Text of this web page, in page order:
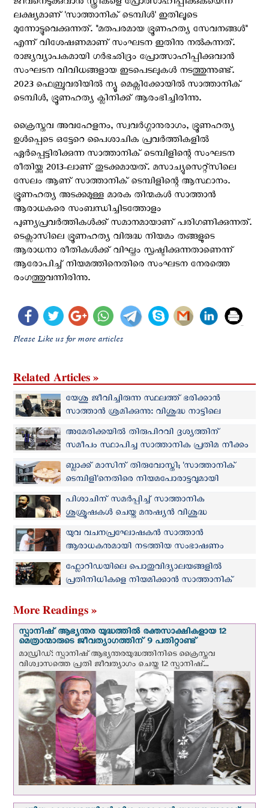
ലക്ഷ്യമാണ് 'സാത്താനിക് ടെമ്പിൾ' ഇതിലൂടെ
മുന്നോട്ടുവെക്കുന്നത്. "മതപരമായ ഭ്രൂണഹത്യ സേവനങ്ങൾ"
എന്ന് വിശേഷണമാണ് സംഘടന ഇതിനു നല്‍കുന്നത്.
രാജ്യവ്യാപകമായി ഗർഭഛിദ്രം പ്രോത്സാഹിപ്പിക്കുവാന്‍
സംഘടന വിവിധങ്ങളായ ഇടപെടലുകള്‍ നടത്തുന്നുണ്ട്.
2023 ഫെബ്രുവരിയിൽ ന്യൂ മെക്സിക്കോയില്‍ സാത്താനിക്
ടെമ്പിള്‍, ഭ്രൂണഹത്യ ക്ലിനിക്ക് ആരംഭിച്ചിരിന്നു.
ക്രൈസ്തവ അവഹേളനം, സ്വവര്‍ഗ്ഗാനുരാഗം, ഭ്രൂണഹത്യ
ഉള്‍പ്പെടെ ഒട്ടേറെ പൈശാചിക പ്രവര്‍ത്തികളില്‍
ഏര്‍പ്പെട്ടിരിക്കുന്ന സാത്താനിക് ടെമ്പിളിന്റെ സംഘടന
രീതിയ്ക്കു 2013-ലാണ് തുടക്കമായത്. മസാച്യുസെറ്റ്സിലെ
സേലം ആണ് സാത്താനിക് ടെമ്പിളിന്റെ ആസ്ഥാനം.
ഭ്രൂണഹത്യ അടക്കമുള്ള മാരക തിന്മകള്‍ സാത്താന്‍
ആരാധകരെ സംബന്ധിച്ചിടത്തോളം
പുണ്യപ്രവര്‍ത്തികള്‍ക്ക് സമാനമായാണ് പരിഗണിക്കുന്നത്.
ടെക്സാസിലെ ഭ്രൂണഹത്യ വിരുദ്ധ നിയമം തങ്ങളുടെ
ആരാധനാ രീതികൾക്ക് വിഘ്നം സൃഷ്ടിക്കുന്നതാണെന്ന്
ആരോപിച്ച് നിയമത്തിനെതിരെ സംഘടന നേരത്തെ
രംഗത്തുവന്നിരിന്നു.
Please Like us for more articles
Related Articles »
യേശു ജീവിച്ചിരുന്ന സ്ഥലത്ത് ഭരിക്കാൻ
സാത്താന്‍ ശ്രമിക്കുന്നു: വിശുദ്ധ നാട്ടിലെ
ആക്രമണങ്ങളില്‍ ജെറുസലേം പാത്രിയാര്‍ക്കീസ്
അമേരിക്കയില്‍ തിരുപിറവി ദൃശ്യത്തിന്
സമീപം സ്ഥാപിച്ച സാത്താനിക പ്രതിമ നീക്കം
ചെയ്തു
ബ്ലാക്ക് മാസിന് തിരുവോസ്തി; 'സാത്താനിക്
ടെമ്പിളി'നെതിരെ നിയമപോരാട്ടവുമായി
അറ്റ്‌ലാന്റ അതിരൂപത
പിശാചിന് സമർപ്പിച്ച് സാത്താനിക
ശുശ്രൂഷകൾ ചെയ്ത മനുഷ്യന്‍ വിശുദ്ധ
പദവിയിലെത്തിയ സംഭവക്കഥ
യുവ വചനപ്രഘോഷകൻ സാത്താൻ
ആരാധകനുമായി നടത്തിയ സംഭാഷണം
വൈറല്‍
ഫ്ലോറിഡയിലെ പൊതുവിദ്യാലയങ്ങളിൽ
പ്രതിനിധികളെ നിയമിക്കാന്‍ സാത്താനിക്
More Readings »
സ്പാനിഷ് ആഭ്യന്തര യുദ്ധത്തില്‍ രക്തസാക്ഷികളായ 12
മെത്രാന്മാരുടെ ജീവത്യാഗത്തിന് 9 പതിറ്റാണ്ട്
മാഡ്രിഡ്: സ്പാനിഷ് ആഭ്യന്തരയുദ്ധത്തിനിടെ ക്രൈസ്തവ
വിശ്വാസത്തെ പ്രതി ജീവത്യാഗം ചെയ്ത 12 സ്പാനിഷ്...